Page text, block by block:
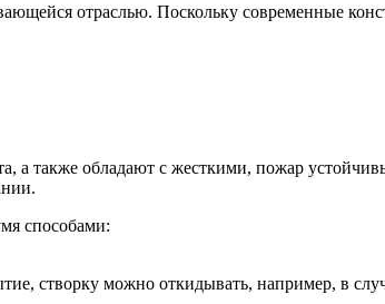
отраслью. Поскольку современные
а также обладают с жесткими, пожар
способами:
створку можно откидывать, например, в